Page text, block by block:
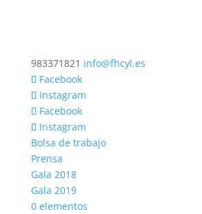
983371821 info@fhcyl.es
Facebook
Instagram
Facebook
Instagram
Bolsa de trabajo
Prensa
Gala 2018
Gala 2019
0 elementos